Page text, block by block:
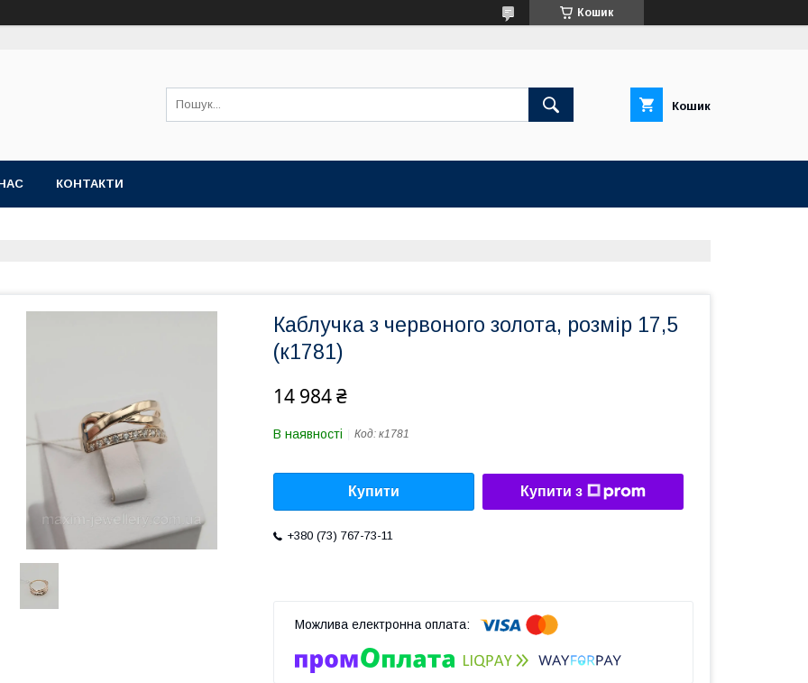
Кошик
Кошик
КОНТАКТИ
Каблучка з червоного золота, розмір 17,5
(к1781)
14 984 ₴
В наявності Код: к1781
Купити Купити з
+380 (73) 767-73-11